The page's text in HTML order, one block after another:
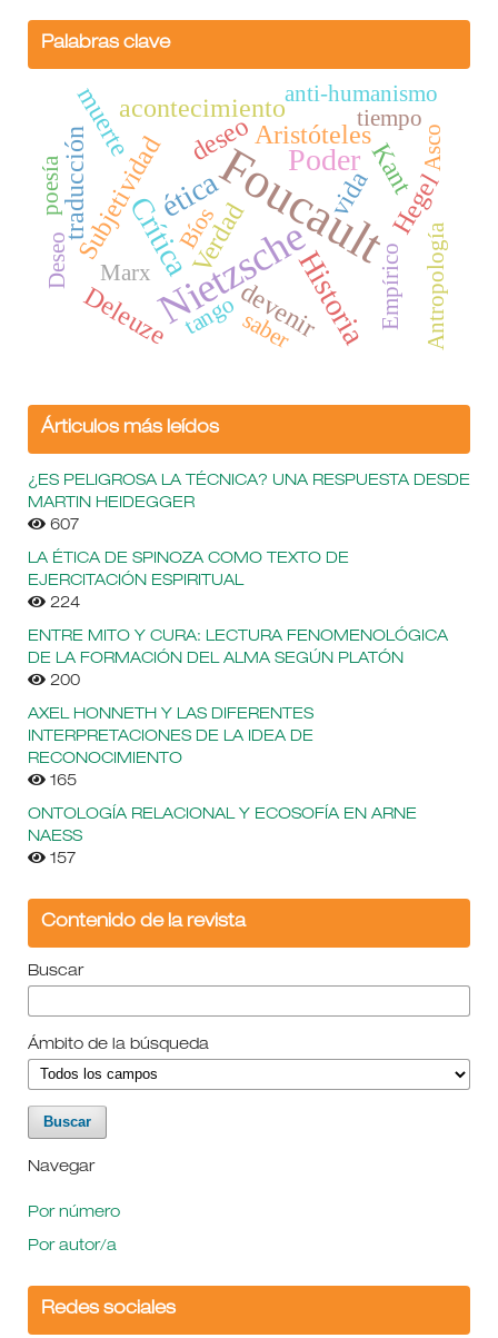
Palabras clave
Foucault
Nietzsche
Poder
Historia
ética
Crítica
deseo
devenir
Subjetividad
traducción vida
Deleuze
Aristóteles
Verdad
muerte
Kant
acontecimiento
Hegel
Marx
poesía
tango
anti-humanismo
Empírico
saber
Bíos
Deseo Antropología
tiempo
Asco
Árticulos más leídos
¿ES PELIGROSA LA TÉCNICA? UNA RESPUESTA DESDE
MARTIN HEIDEGGER
607
LA ÉTICA DE SPINOZA COMO TEXTO DE
EJERCITACIÓN ESPIRITUAL
224
ENTRE MITO Y CURA: LECTURA FENOMENOLÓGICA
DE LA FORMACIÓN DEL ALMA SEGÚN PLATÓN
200
AXEL HONNETH Y LAS DIFERENTES
INTERPRETACIONES DE LA IDEA DE
RECONOCIMIENTO
165
ONTOLOGÍA RELACIONAL Y ECOSOFÍA EN ARNE
NAESS
157
Contenido de la revista
Buscar
Ámbito de la búsqueda
Navegar
Por número
Por autor/a
Redes sociales